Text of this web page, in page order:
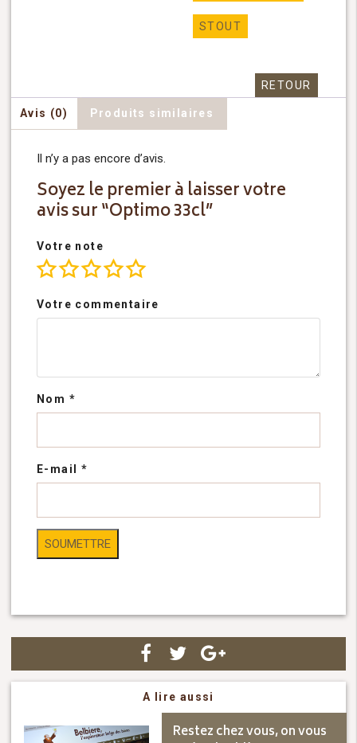
STOUT
RETOUR
Avis (0) Produits similaires
Il n’y a pas encore d’avis.
Soyez le premier à laisser votre
avis sur “Optimo 33cl”
Votre note
Votre commentaire
Nom *
E-mail *
A lire aussi
Restez chez vous, on vous